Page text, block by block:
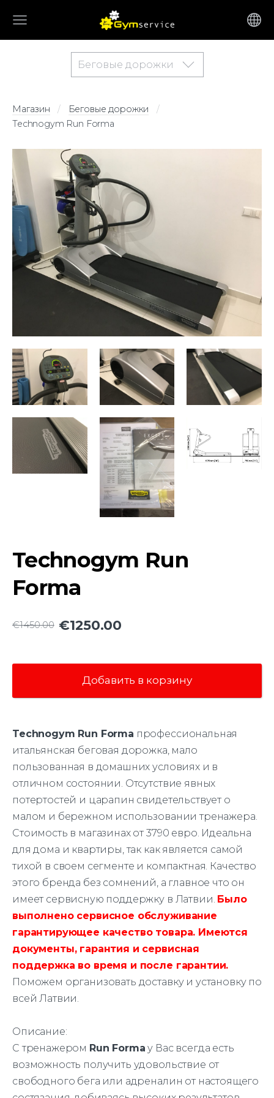
Беговые дорожки
Магазин
Беговые дорожки
Technogym Run Forma
Technogym Run
Forma
€1450.00 €1250.00
Добавить в корзину
Technogym Run Forma профессиональная
итальянская беговая дорожка, мало
пользованная в домашних условиях и в
отличном состоянии. Отсутствие явных
потертостей и царапин свидетельствует о
малом и бережном использовании тренажера.
Стоимость в магазинах от 3790 евро. Идеальна
для дома и квартиры, так как является самой
тихой в своем сегменте и компактная. Качество
этого бренда без сомнений, а главное что он
имеет сервисную поддержку в Латвии. Было
выполнено сервисное обслуживание
гарантирующее качество товара. Имеются
документы, гарантия и сервисная
поддержка во время и после гарантии.
Поможем организовать доставку и установку по
всей Латвии.
Описание:
С тренажером Run Forma у Вас всегда есть
возможность получить удовольствие от
свободного бега или адреналин от настоящего